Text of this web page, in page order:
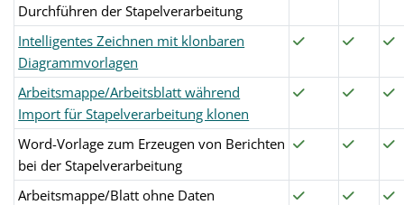
Durchführen der Stapelverarbeitung
Intelligentes Zeichnen mit klonbaren
Diagrammvorlagen
Arbeitsmappe/Arbeitsblatt während
Import für Stapelverarbeitung klonen
Word-Vorlage zum Erzeugen von Berichten
bei der Stapelverarbeitung
Arbeitsmappe/Blatt ohne Daten